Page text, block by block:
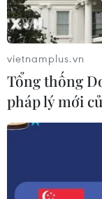
vietnamplus.vn
Tổng thống
pháp lý mới